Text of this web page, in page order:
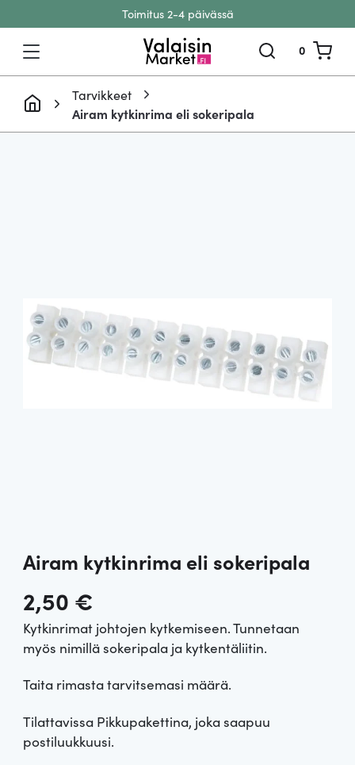
Toimitus 2-4 päivässä
Siirry sisältöön 0
Tarvikkeet
Airam kytkinrima eli sokeripala
Airam kytkinrima eli sokeripala
2,50 €
Kytkinrimat johtojen kytkemiseen. Tunnetaan
myös nimillä sokeripala ja kytkentäliitin.
Taita rimasta tarvitsemasi määrä.
Tilattavissa Pikkupakettina, joka saapuu
postiluukkuusi.